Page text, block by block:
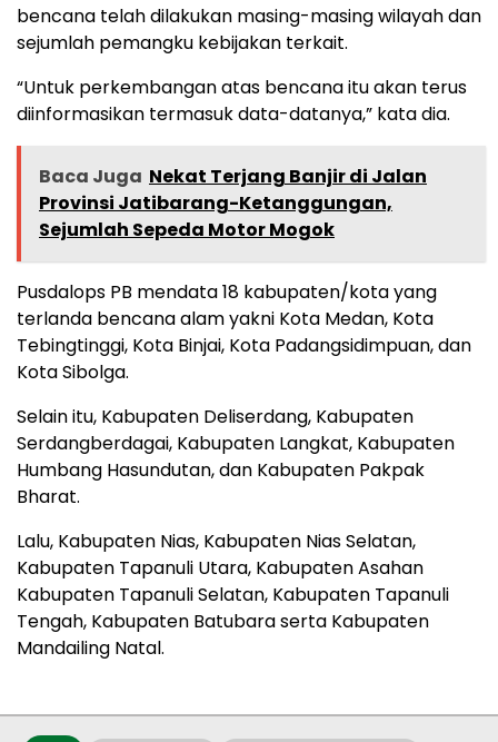
bencana telah dilakukan masing-masing wilayah dan
sejumlah pemangku kebijakan terkait.
“Untuk perkembangan atas bencana itu akan terus
diinformasikan termasuk data-datanya,” kata dia.
Baca Juga Nekat Terjang Banjir di Jalan
Provinsi Jatibarang-Ketanggungan,
Sejumlah Sepeda Motor Mogok
Pusdalops PB mendata 18 kabupaten/kota yang
terlanda bencana alam yakni Kota Medan, Kota
Tebingtinggi, Kota Binjai, Kota Padangsidimpuan, dan
Kota Sibolga.
Selain itu, Kabupaten Deliserdang, Kabupaten
Serdangberdagai, Kabupaten Langkat, Kabupaten
Humbang Hasundutan, dan Kabupaten Pakpak
Bharat.
Lalu, Kabupaten Nias, Kabupaten Nias Selatan,
Kabupaten Tapanuli Utara, Kabupaten Asahan
Kabupaten Tapanuli Selatan, Kabupaten Tapanuli
Tengah, Kabupaten Batubara serta Kabupaten
Mandailing Natal.